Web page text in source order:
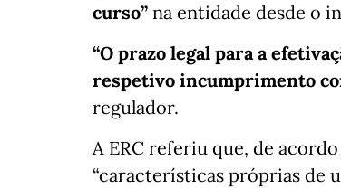
curso” na entidade desde o
“O prazo legal para a
respetivo incumprimento
regulador.
A ERC referiu que, de
“características próprias de